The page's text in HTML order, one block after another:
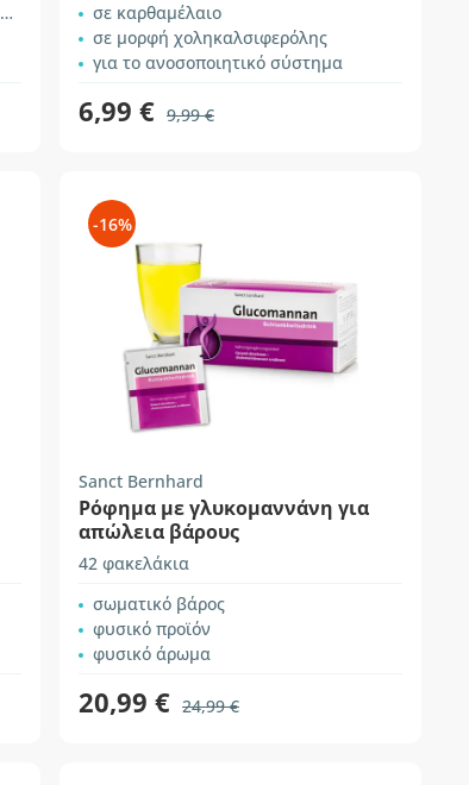
σε καρθαμέλαιο
σε μορφή χοληκαλσιφερόλης
για το ανοσοποιητικό σύστημα
6,99 € 9,99 €
-16%
Sanct Bernhard
Ρόφημα με γλυκομαννάνη για
απώλεια βάρους
42 φακελάκια
σωματικό βάρος
φυσικό προϊόν
φυσικό άρωμα
20,99 € 24,99 €